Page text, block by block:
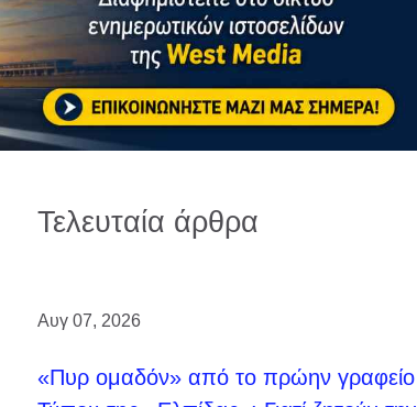
Τελευταία άρθρα
Αυγ 07, 2026
«Πυρ ομαδόν» από το πρώην γραφείο